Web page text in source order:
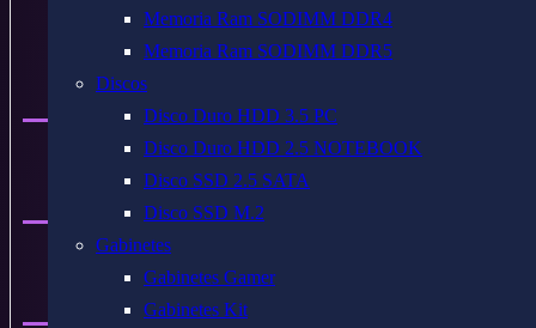
Memoria Ram SODIMM DDR4
Memoria Ram SODIMM DDR5
Discos
Disco Duro HDD 3.5 PC
Disco Duro HDD 2.5 NOTEBOOK
Disco SSD 2.5 SATA
Disco SSD M.2
Gabinetes
Gabinetes Gamer
Gabinetes Kit